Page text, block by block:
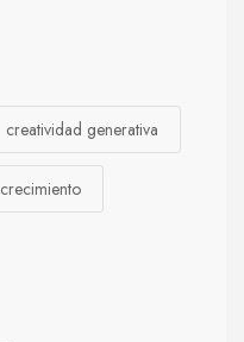
creatividad generativa
crecimiento